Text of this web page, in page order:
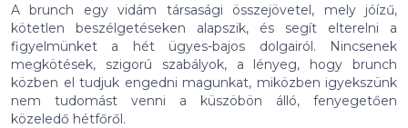
A brunch egy vidám társasági összejövetel, mely jóízű,
kötetlen beszélgetéseken alapszik, és segít elterelni a
figyelmünket a hét ügyes-bajos dolgairól. Nincsenek
megkötések, szigorú szabályok, a lényeg, hogy brunch
közben el tudjuk engedni magunkat, miközben igyekszünk
nem tudomást venni a küszöbön álló, fenyegetően
közeledő hétfőről.